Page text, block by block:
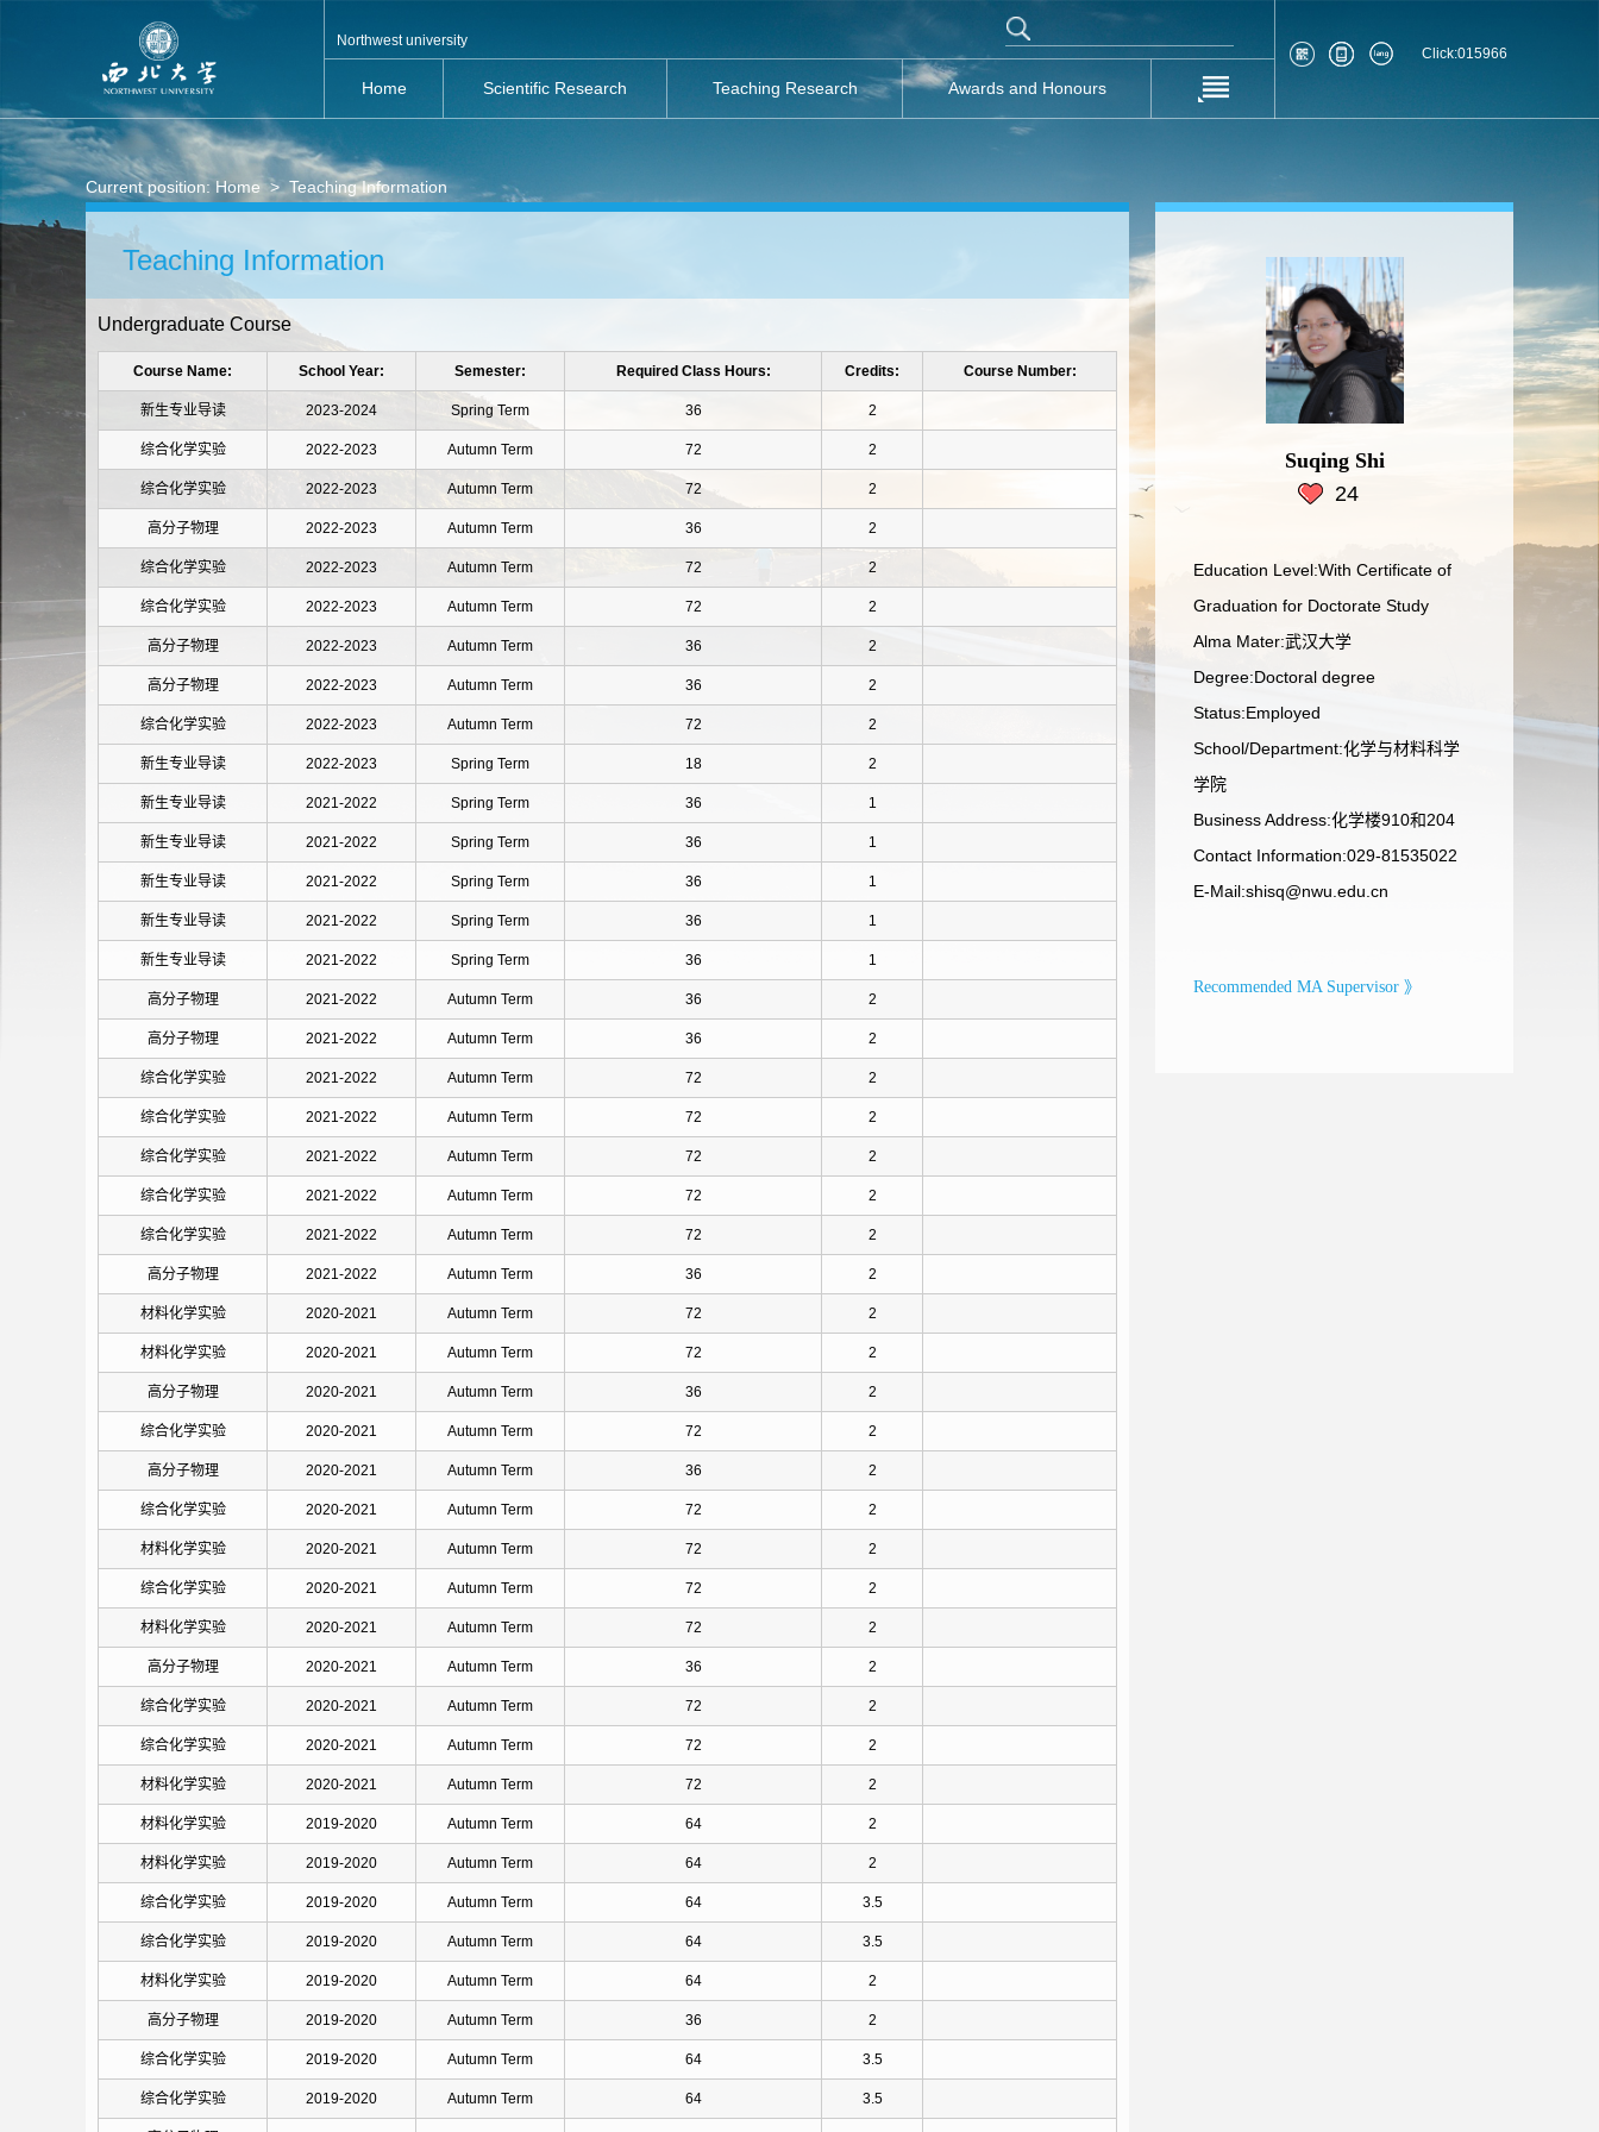
Northwest university
Home Scientific Research Teaching Research Awards and Honours
Click:015966
Current position: Home>Teaching Information
Teaching Information
Undergraduate Course
Course Name: School Year: Semester: Required Class Hours: Credits: Course Number:
新生专业导读 2023-2024 Spring Term 36 2
综合化学实验 2022-2023 Autumn Term 72 2
综合化学实验 2022-2023 Autumn Term 72 2
高分子物理 2022-2023 Autumn Term 36 2
综合化学实验 2022-2023 Autumn Term 72 2
综合化学实验 2022-2023 Autumn Term 72 2
高分子物理 2022-2023 Autumn Term 36 2
高分子物理 2022-2023 Autumn Term 36 2
综合化学实验 2022-2023 Autumn Term 72 2
新生专业导读 2022-2023 Spring Term 18 2
新生专业导读 2021-2022 Spring Term 36 1
新生专业导读 2021-2022 Spring Term 36 1
新生专业导读 2021-2022 Spring Term 36 1
新生专业导读 2021-2022 Spring Term 36 1
新生专业导读 2021-2022 Spring Term 36 1
高分子物理 2021-2022 Autumn Term 36 2
高分子物理 2021-2022 Autumn Term 36 2
综合化学实验 2021-2022 Autumn Term 72 2
综合化学实验 2021-2022 Autumn Term 72 2
综合化学实验 2021-2022 Autumn Term 72 2
综合化学实验 2021-2022 Autumn Term 72 2
综合化学实验 2021-2022 Autumn Term 72 2
高分子物理 2021-2022 Autumn Term 36 2
材料化学实验 2020-2021 Autumn Term 72 2
材料化学实验 2020-2021 Autumn Term 72 2
高分子物理 2020-2021 Autumn Term 36 2
综合化学实验 2020-2021 Autumn Term 72 2
高分子物理 2020-2021 Autumn Term 36 2
综合化学实验 2020-2021 Autumn Term 72 2
材料化学实验 2020-2021 Autumn Term 72 2
综合化学实验 2020-2021 Autumn Term 72 2
材料化学实验 2020-2021 Autumn Term 72 2
高分子物理 2020-2021 Autumn Term 36 2
综合化学实验 2020-2021 Autumn Term 72 2
综合化学实验 2020-2021 Autumn Term 72 2
材料化学实验 2020-2021 Autumn Term 72 2
材料化学实验 2019-2020 Autumn Term 64 2
材料化学实验 2019-2020 Autumn Term 64 2
综合化学实验 2019-2020 Autumn Term 64 3.5
综合化学实验 2019-2020 Autumn Term 64 3.5
材料化学实验 2019-2020 Autumn Term 64 2
高分子物理 2019-2020 Autumn Term 36 2
综合化学实验 2019-2020 Autumn Term 64 3.5
综合化学实验 2019-2020 Autumn Term 64 3.5
Suqing Shi
24
Education Level:With Certificate of
Graduation for Doctorate Study
Alma Mater:武汉大学
Degree:Doctoral degree
Status:Employed
School/Department:化学与材料科学
学院
Business Address:化学楼910和204
Contact Information:029-81535022
E-Mail:shisq@nwu.edu.cn
Recommended MA Supervisor 》